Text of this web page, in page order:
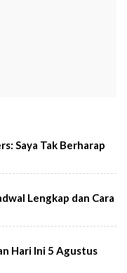
Saya Tak Berharap
Lengkap dan Cara
Hari Ini 5 Agustus